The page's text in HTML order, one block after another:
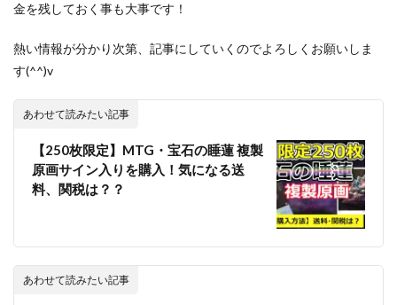
金を残しておく事も大事です！
熱い情報が分かり次第、記事にしていくのでよろしくお願いしま
す(^^)v
あわせて読みたい記事
【250枚限定】MTG・宝石の睡蓮 複製
原画サイン入りを購入！気になる送
料、関税は？？
あわせて読みたい記事